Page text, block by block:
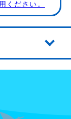
ください。